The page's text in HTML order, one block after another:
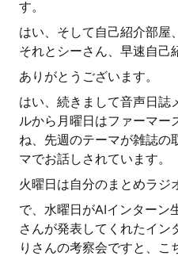
す。
はい、そして自己紹介部屋
それとシーさん、早速自己
ありがとうございます。
はい、続きまして音声日誌
ルから月曜日はファーマー
ね、先週のテーマが雑誌の
マでお話しされています。
火曜日は自分のまとめラジ
で、水曜日がAIインターン
さんが発表してくれたイン
りさんの考察会ですと、こ